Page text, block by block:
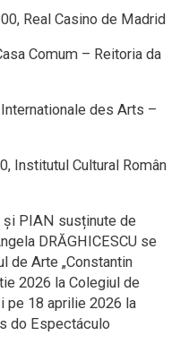
Real Casino de Madrid
Comum – Reitoria da
des Arts –
Institutul Cultural Român
și PIAN susținute de
DRĂGHICESCU se
de Arte „Constantin
2026 la Colegiul de
pe 18 aprilie 2026 la
do Espectáculo